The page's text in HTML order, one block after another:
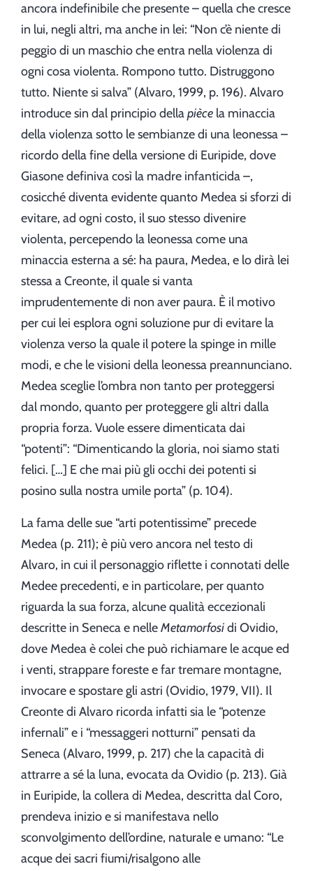
ancora indefinibile che presente – quella che cresce
in lui, negli altri, ma anche in lei: “Non c’è niente di
peggio di un maschio che entra nella violenza di
ogni cosa violenta. Rompono tutto. Distruggono
tutto. Niente si salva” (Alvaro, 1999, p. 196). Alvaro
introduce sin dal principio dellapièce la minaccia
della violenza sotto le sembianze di una leonessa –
ricordo della fine della versione di Euripide, dove
Giasone definiva così la madre infanticida –,
cosicché diventa evidente quanto Medea si sforzi di
evitare, ad ogni costo, il suo stesso divenire
violenta, percependo la leonessa come una
minaccia esterna a sé: ha paura, Medea, e lo dirà lei
stessa a Creonte, il quale si vanta
imprudentemente di non aver paura. È il motivo
per cui lei esplora ogni soluzione pur di evitare la
violenza verso la quale il potere la spinge in mille
modi, e che le visioni della leonessa preannunciano.
Medea sceglie l’ombra non tanto per proteggersi
dal mondo, quanto per proteggere gli altri dalla
propria forza. Vuole essere dimenticata dai
“potenti”: “Dimenticando la gloria, noi siamo stati
felici. […] E che mai più gli occhi dei potenti si
posino sulla nostra umile porta” (p. 104).
La fama delle sue “arti potentissime” precede
Medea (p. 211); è più vero ancora nel testo di
Alvaro, in cui il personaggio riflette i connotati delle
Medee precedenti, e in particolare, per quanto
riguarda la sua forza, alcune qualità eccezionali
descritte in Seneca e nelleMetamorfosidi Ovidio,
dove Medea è colei che può richiamare le acque ed
i venti, strappare foreste e far tremare montagne,
invocare e spostare gli astri (Ovidio, 1979, VII). Il
Creonte di Alvaro ricorda infatti sia le “potenze
infernali” e i “messaggeri notturni” pensati da
Seneca (Alvaro, 1999, p. 217) che la capacità di
attrarre a sé la luna, evocata da Ovidio (p. 213). Già
in Euripide, la collera di Medea, descritta dal Coro,
prendeva inizio e si manifestava nello
sconvolgimento dell’ordine, naturale e umano: “Le
acque dei sacri fiumi/risalgono alle